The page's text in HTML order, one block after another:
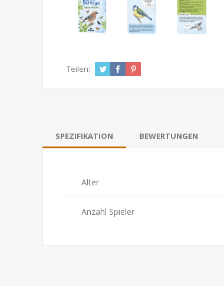
Teilen:
SPEZIFIKATION BEWERTUNGEN
Alter
Anzahl Spieler